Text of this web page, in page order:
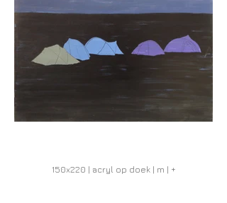
150x220 | acryl op doek | m | +